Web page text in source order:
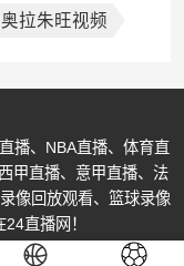
奥拉朱旺视频
播、NBA直播、体育直
甲直播、意甲直播、法
像回放观看、篮球录像
直播网！
24直播网 版权所有